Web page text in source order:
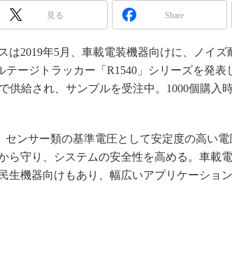
シリアル伝送技術講座
せ高効率！ モーター駆動入門講
の仕組みとその活用設計」
事一覧
器メーカーから見た5G
見る Share
2019年5月、車載電装機器向けに、ノイズ
ージトラッカー「R1540」シリーズを発表
供給され、サンプルを受注中。1000個購入
ンサー類の基準電圧として安定度の高い
ら守り、システムの安全性を高める。車載
生機器向けもあり、幅広いアプリケーショ